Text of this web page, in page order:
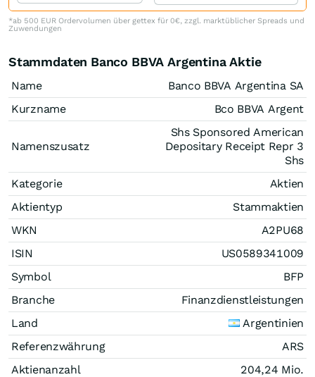
*ab 500 EUR Ordervolumen über gettex für 0€, zzgl. marktüblicher Spreads und
Zuwendungen
Stammdaten Banco BBVA Argentina Aktie
Name
Banco BBVA Argentina SA
Kurzname
Bco BBVA Argent
Namenszusatz
Shs Sponsored American
Depositary Receipt Repr 3
Shs
Kategorie
Aktien
Aktientyp
Stammaktien
WKN
A2PU68
ISIN
US0589341009
Symbol
BFP
Branche
Finanzdienstleistungen
Land
Argentinien
Referenzwährung
ARS
Aktienanzahl
204,24 Mio.